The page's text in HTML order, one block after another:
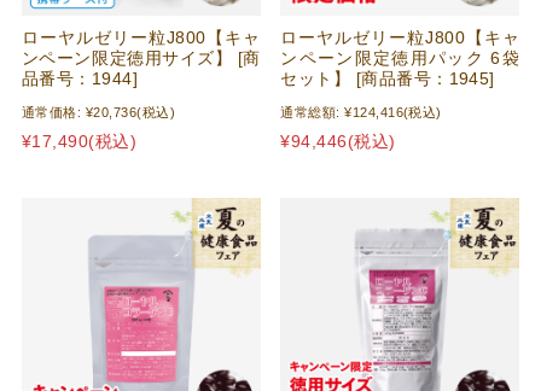
ローヤルゼリー粒J800【キャ
ンペーン限定徳用サイズ】 [商
品番号：1944]
通常価格: ¥20,736(税込)
¥17,490(税込)
ローヤルゼリー粒J800【キャ
ンペーン限定徳用パック 6袋
セット】 [商品番号：1945]
通常総額: ¥124,416(税込)
¥94,446(税込)